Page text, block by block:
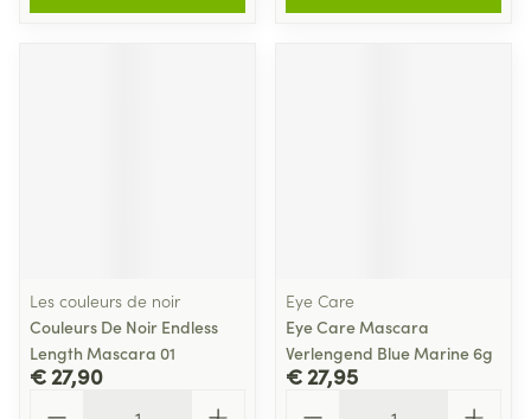
Les couleurs de noir
Couleurs De Noir Endless
Length Mascara 01
€ 27,90
Eye Care
Eye Care Mascara
Verlengend Blue Marine 6g
€ 27,95